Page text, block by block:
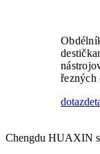
řezných
dotaz
Chengdu HUAXIN